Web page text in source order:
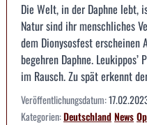
Die Welt, in der Daphne lebt,
Natur sind ihr menschliches
dem Dionysosfest erscheinen
begehren Daphne.
im Rausch. Zu spät erkennt
Veröffentlichungsdatum:
Kategorien:DeutschlandNews